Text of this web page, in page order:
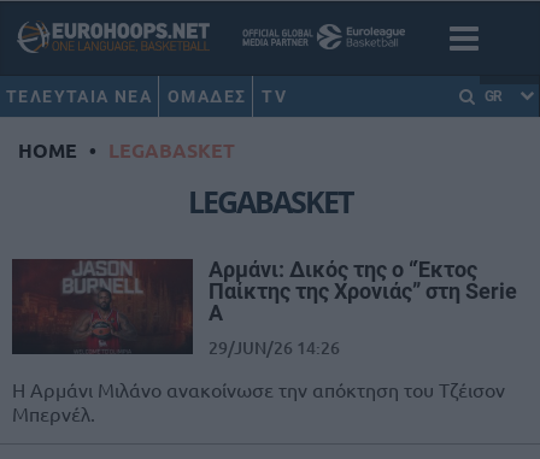
ΤΕΛΕΥΤΑΙΑ ΝΕΑ ΟΜΑΔΕΣ TV GR
HOME • LEGABASKET
LEGABASKET
Αρμάνι: Δικός της ο “Έκτος
Παίκτης της Χρονιάς” στη Serie
A
29/JUN/26 14:26
Η Αρμάνι Μιλάνο ανακοίνωσε την απόκτηση του Τζέισον
Μπερνέλ.